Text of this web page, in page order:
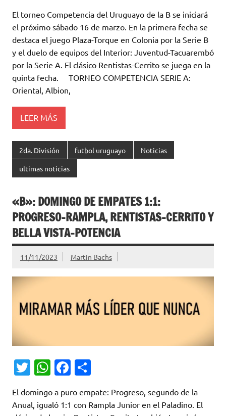
it
te
r
at
s
A
p
p
e
b
o
o
k
m
p
ar
ti
r
El torneo Competencia del Uruguayo de la B se iniciará
el próximo sábado 16 de marzo. En la primera fecha se
destaca el juego Plaza-Torque en Colonia por la Serie B
y el duelo de equipos del Interior: Juventud-Tacuarembó
por la Serie A. El clásico Rentistas-Cerrito se juega en la
quinta fecha. TORNEO COMPETENCIA SERIE A:
Oriental, Albion,
LEER MÁS
2da. División futbol uruguayo Noticias
ultimas noticias
«B»: DOMINGO DE EMPATES 1:1:
PROGRESO-RAMPLA, RENTISTAS-CERRITO Y
BELLA VISTA-POTENCIA
11/11/2023 Martin Bachs
T
it
W
at
Fa
e m
El domingo a puro empate: Progreso, segundo de la
Anual, igualó 1:1 con Rampla Junior en el Paladino. El